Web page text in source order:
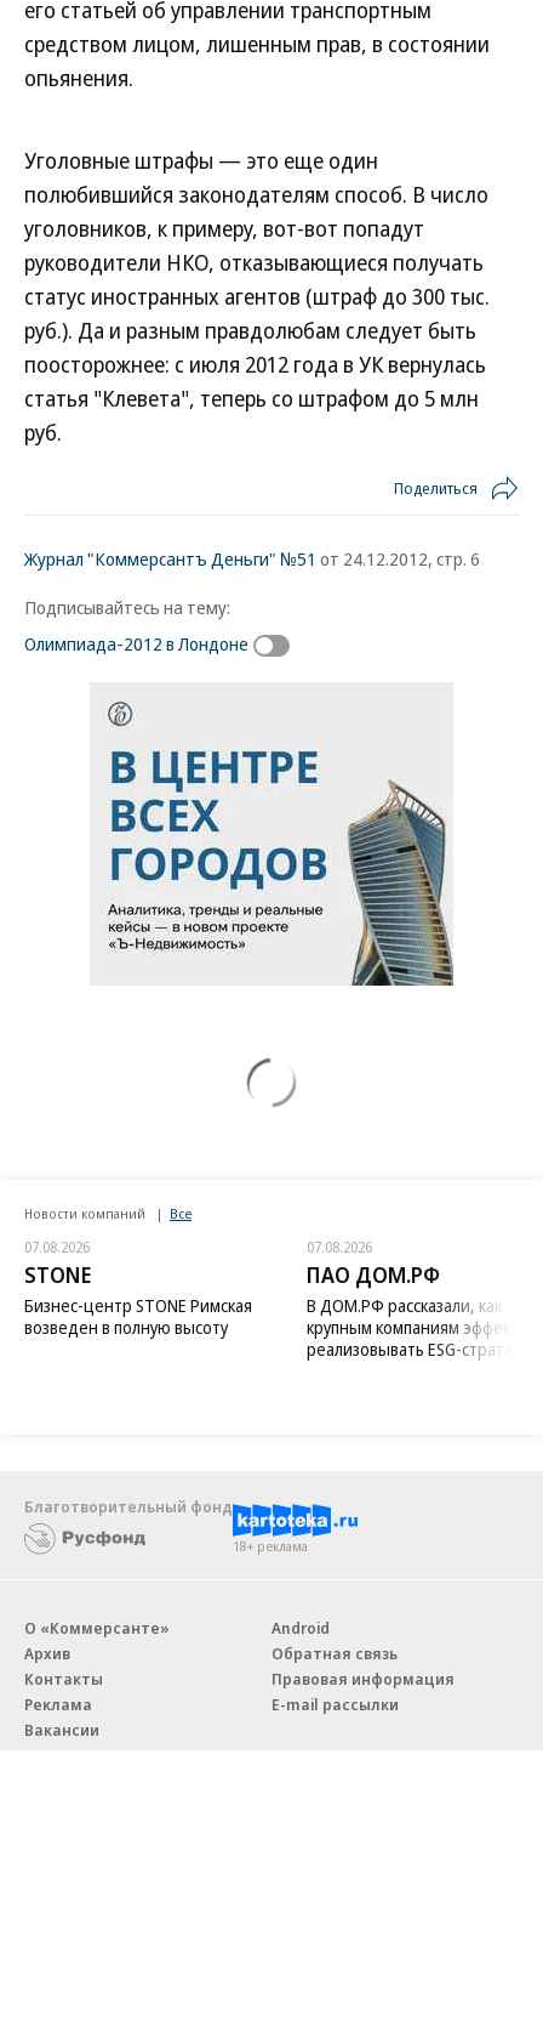
его статьей об управлении транспортным
средством лицом, лишенным прав, в состоянии
опьянения.
Уголовные штрафы — это еще один
полюбившийся законодателям способ. В число
уголовников, к примеру, вот-вот попадут
руководители НКО, отказывающиеся получать
статус иностранных агентов (штраф до 300 тыс.
руб.). Да и разным правдолюбам следует быть
поосторожнее: с июля 2012 года в УК вернулась
статья "Клевета", теперь со штрафом до 5 млн
руб.
Поделиться
Журнал "Коммерсантъ Деньги" №51 от 24.12.2012, стр. 6
Подписывайтесь на тему:
Олимпиада-2012 в Лондоне
Новости компаний Все
07.08.2026
STONE
Бизнес-центр STONE Римская
возведен в полную высоту
07.08.2026
ПАО ДОМ.РФ
В ДОМ.РФ рассказали, как
крупным компаниям
реализовывать ESG-стратегию
Благотворительный фонд
18+ реклама
О «Коммерсанте»
Архив
Контакты
Реклама
Вакансии
Android
Обратная связь
Правовая информация
E-mail рассылки